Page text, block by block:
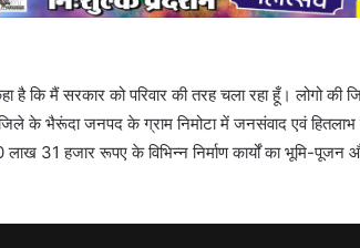
है कि मैं सरकार को परिवार की तरह चला रहा हूँ। लोगो की
के भैरूंदा जनपद के ग्राम निमोटा में जनसंवाद एवं
31 हजार रूपए के विभिन्न निर्माण कार्यों का भूमि-पूजन और